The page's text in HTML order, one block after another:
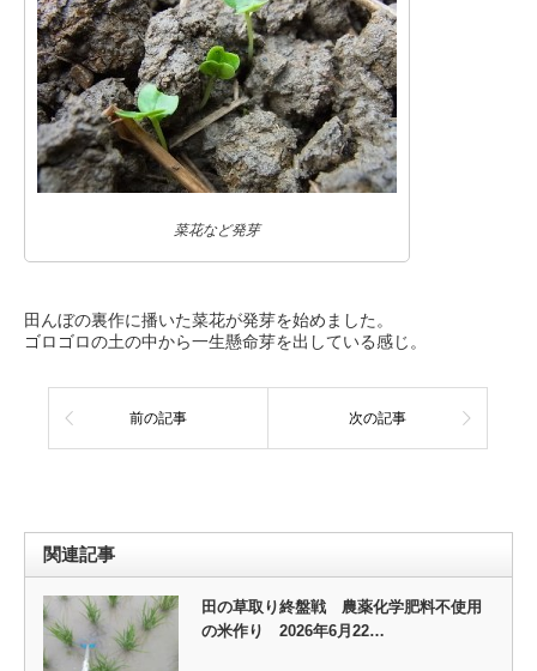
菜花など発芽
田んぼの裏作に播いた菜花が発芽を始めました。
ゴロゴロの土の中から一生懸命芽を出している感じ。
前の記事 次の記事
関連記事
田の草取り終盤戦 農薬化学肥料不使用
の米作り 2026年6月22…